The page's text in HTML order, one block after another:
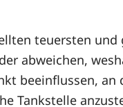
teuersten
abweichen,
beeinflussen,
Tankstelle